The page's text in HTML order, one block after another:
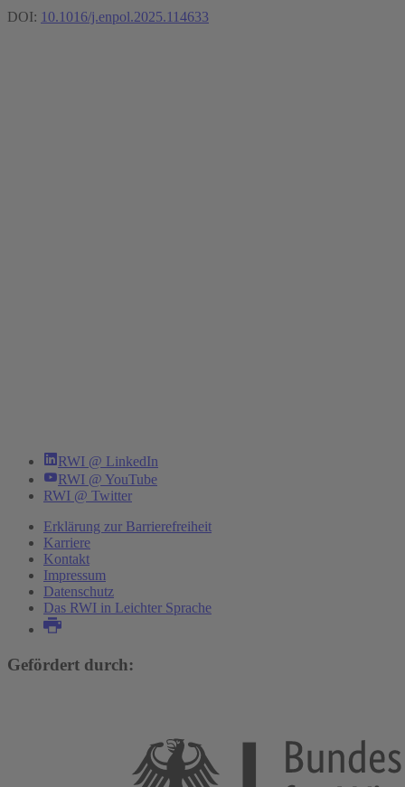
DOI: 10.1016/j.enpol.2025.114633
RWI @ LinkedIn
RWI @ YouTube
RWI @ Twitter
Erklärung zur Barrierefreiheit
Karriere
Kontakt
Impressum
Datenschutz
Das RWI in Leichter Sprache
Gefördert durch: